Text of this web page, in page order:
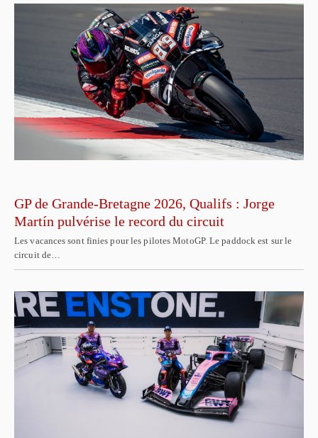
GP de Grande-Bretagne 2026, Qualifs : Jorge
Martín pulvérise le record du circuit
Les vacances sont finies pour les pilotes MotoGP. Le paddock est sur le
circuit de…